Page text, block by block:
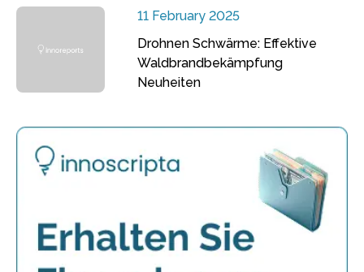
11 February 2025
Drohnen Schwärme: Effektive
Waldbrandbekämpfung
Neuheiten